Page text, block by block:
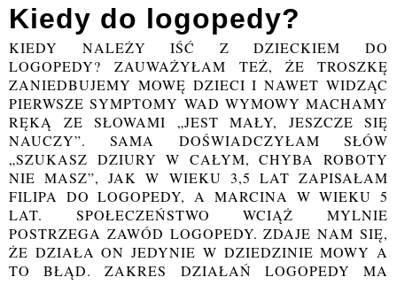
Kiedy do logopedy?
KIEDY NALEŻY IŚĆ Z DZIECKIEM DO
LOGOPEDY? ZAUWAŻYŁAM TEŻ, ŻE TROSZKĘ
ZANIEDBUJEMY MOWĘ DZIECI I NAWET WIDZĄC
PIERWSZE SYMPTOMY WAD WYMOWY MACHAMY
RĘKĄ ZE SŁOWAMI „JEST MAŁY, JESZCZE SIĘ
NAUCZY”. SAMA DOŚWIADCZYŁAM SŁÓW
„SZUKASZ DZIURY W CAŁYM, CHYBA ROBOTY
NIE MASZ”, JAK W WIEKU 3,5 LAT ZAPISAŁAM
FILIPA DO LOGOPEDY, A MARCINA W WIEKU 5
LAT. SPOŁECZEŃSTWO WCIĄŻ MYLNIE
POSTRZEGA ZAWÓD LOGOPEDY. ZDAJE NAM SIĘ,
ŻE DZIAŁA ON JEDYNIE W DZIEDZINIE MOWY A
TO BŁĄD. ZAKRES DZIAŁAŃ LOGOPEDY MA